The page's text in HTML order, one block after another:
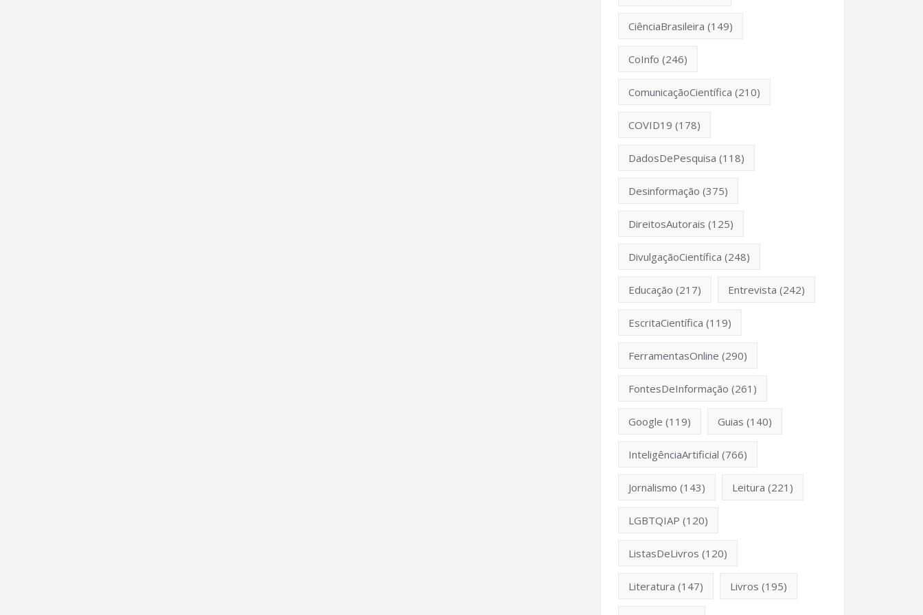
CiênciaBrasileira (149)
CoInfo (246)
ComunicaçãoCientífica (210)
COVID19 (178)
DadosDePesquisa (118)
Desinformação (375)
DireitosAutorais (125)
DivulgaçãoCientífica (248)
Educação (217) Entrevista (242)
EscritaCientífica (119)
FerramentasOnline (290)
FontesDeInformação (261)
Google (119) Guias (140)
InteligênciaArtificial (766)
Jornalismo (143) Leitura (221)
LGBTQIAP (120)
ListasDeLivros (120)
Literatura (147) Livros (195)